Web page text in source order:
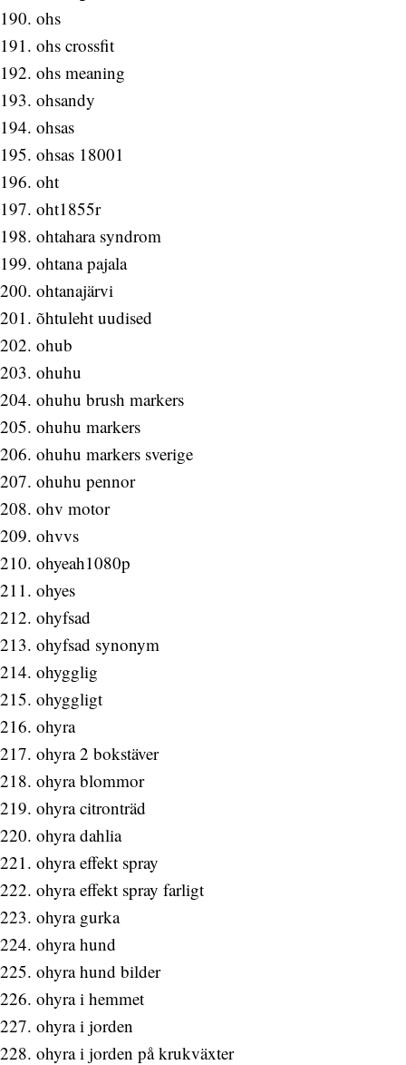
ohs
ohs crossfit
ohs meaning
ohsandy
ohsas
ohsas 18001
oht
oht1855r
ohtahara syndrom
ohtana pajala
ohtanajärvi
õhtuleht uudised
ohub
ohuhu
ohuhu brush markers
ohuhu markers
ohuhu markers sverige
ohuhu pennor
ohv motor
ohvvs
ohyeah1080p
ohyes
ohyfsad
ohyfsad synonym
ohygglig
ohyggligt
ohyra
ohyra 2 bokstäver
ohyra blommor
ohyra citronträd
ohyra dahlia
ohyra effekt spray
ohyra effekt spray farligt
ohyra gurka
ohyra hund
ohyra hund bilder
ohyra i hemmet
ohyra i jorden
ohyra i jorden på krukväxter